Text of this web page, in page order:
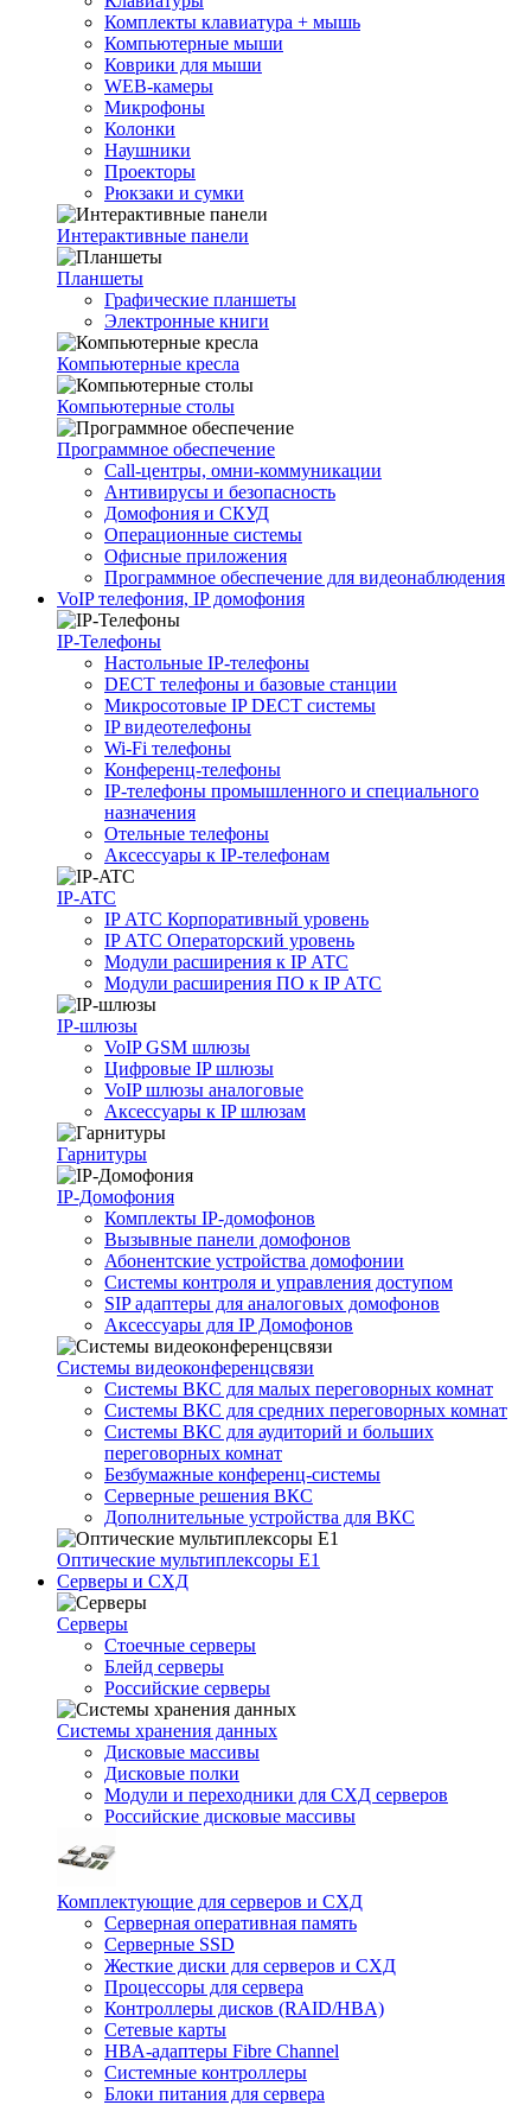
Комплекты клавиатура + мышь
Компьютерные мыши
Коврики для мыши
WEB-камеры
Микрофоны
Колонки
Наушники
Проекторы
Рюкзаки и сумки
Интерактивные панели
Планшеты
Графические планшеты
Электронные книги
Компьютерные кресла
Компьютерные столы
Программное обеспечение
Call-центры, омни-коммуникации
Антивирусы и безопасность
Домофония и СКУД
Операционные системы
Офисные приложения
Программное обеспечение для видеонаблюдения
VoIP телефония, IP домофония
IP-Телефоны
Настольные IP-телефоны
DECT телефоны и базовые станции
Микросотовые IP DECT системы
IP видеотелефоны
Wi-Fi телефоны
Конференц-телефоны
IP-телефоны промышленного и специального
назначения
Отельные телефоны
Аксессуары к IP-телефонам
IP-ATC
IP АТС Корпоративный уровень
IP АТС Операторский уровень
Модули расширения к IP АТС
Модули расширения ПО к IP АТС
IP-шлюзы
VoIP GSM шлюзы
Цифровые IP шлюзы
VoIP шлюзы аналоговые
Аксессуары к IP шлюзам
Гарнитуры
IP-Домофония
Комплекты IP-домофонов
Вызывные панели домофонов
Абонентские устройства домофонии
Системы контроля и управления доступом
SIP адаптеры для аналоговых домофонов
Аксессуары для IP Домофонов
Системы видеоконференцсвязи
Системы ВКС для малых переговорных комнат
Системы ВКС для средних переговорных комнат
Системы ВКС для аудиторий и больших
переговорных комнат
Безбумажные конференц-системы
Серверные решения ВКС
Дополнительные устройства для ВКС
Оптические мультиплексоры Е1
Серверы и СХД
Серверы
Стоечные серверы
Блейд серверы
Российские серверы
Системы хранения данных
Дисковые массивы
Дисковые полки
Модули и переходники для СХД серверов
Российские дисковые массивы
Комплектующие для серверов и СХД
Серверная оперативная память
Серверные SSD
Жесткие диски для серверов и СХД
Процессоры для сервера
Контроллеры дисков (RAID/HBA)
Сетевые карты
HBA-адаптеры Fibre Channel
Системные контроллеры
Блоки питания для сервера